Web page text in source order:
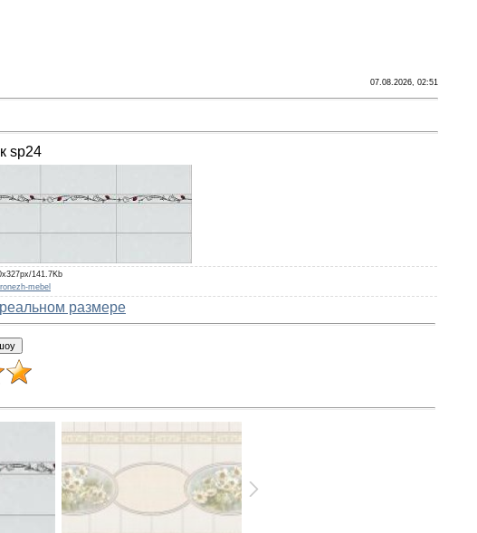
07.08.2026, 02:51
sp24
141.7Kb
mebel
размере